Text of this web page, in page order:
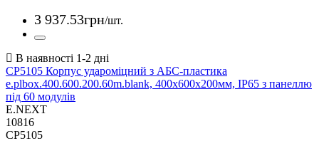
3 937.53грн/шт.
CP5105 Корпус удароміцний з АБС-пластика
e.plbox.400.600.200.60m.blank, 400х600х200мм, IP65 з панеллю
під 60 модулів
E.NEXT
10816
CP5105